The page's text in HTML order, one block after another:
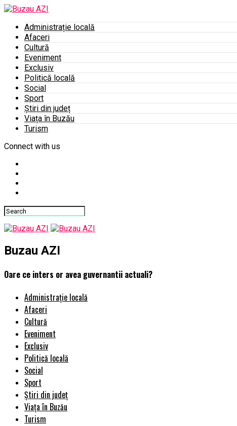
Administrație locală
Afaceri
Cultură
Eveniment
Exclusiv
Politică locală
Social
Sport
Știri din județ
Viața în Buzău
Turism
Connect with us
Buzau AZI
Oare ce inters or avea guvernantii actuali?
Administrație locală
Afaceri
Cultură
Eveniment
Exclusiv
Politică locală
Social
Sport
Știri din județ
Viața în Buzău
Turism